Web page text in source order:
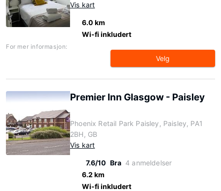
Vis kart
6.0 km
Wi-fi inkludert
For mer informasjon:
Velg
Premier Inn Glasgow - Paisley
Phoenix Retail Park Paisley, Paisley, PA1
2BH, GB
Vis kart
7.6/10 Bra 4 anmeldelser
6.2 km
Wi-fi inkludert